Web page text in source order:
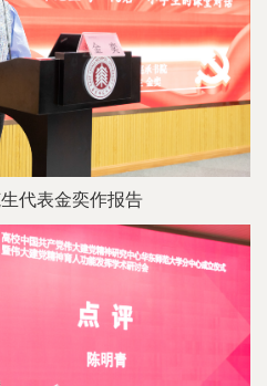
代表金奕作报告